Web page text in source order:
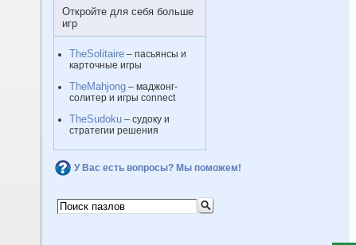
Откройте для себя больше
игр
TheSolitaire – пасьянсы и
карточные игры
TheMahjong – маджонг-
солитер и игры connect
TheSudoku – судоку и
стратегии решения
У Вас есть вопросы? Мы поможем!